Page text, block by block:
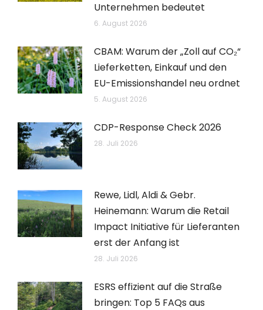
Unternehmen bedeutet
6. August 2026
CBAM: Warum der „Zoll auf CO₂“
Lieferketten, Einkauf und den
EU-Emissionshandel neu ordnet
5. August 2026
CDP-Response Check 2026
28. Juli 2026
Rewe, Lidl, Aldi & Gebr.
Heinemann: Warum die Retail
Impact Initiative für Lieferanten
erst der Anfang ist
28. Juli 2026
ESRS effizient auf die Straße
bringen: Top 5 FAQs aus